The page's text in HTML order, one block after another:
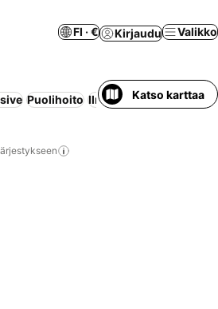
FI · € Kirjaudu Valikko
Puolihoito Ilmastointi Ranta
Katso karttaa